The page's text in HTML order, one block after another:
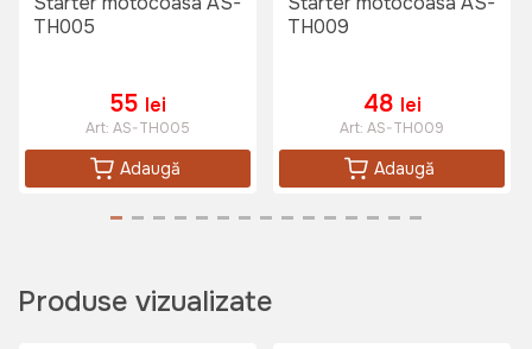
TH005
55 lei
Art: AS-TH005
Adaugă
TH009
48 lei
Art: AS-TH009
Adaugă
Produse vizualizate